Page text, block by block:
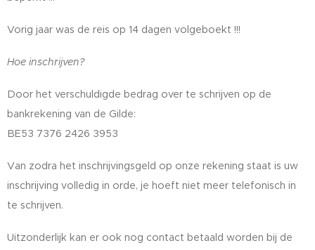
Vorig jaar was de reis op 14 dagen volgeboekt !!!
Hoe inschrijven?
Door het verschuldigde bedrag over te schrijven op de
bankrekening van de Gilde:
BE53 7376 2426 3953
Van zodra het inschrijvingsgeld op onze rekening staat is uw
inschrijving volledig in orde, je hoeft niet meer telefonisch in
te schrijven.
Uitzonderlijk kan er ook nog contact betaald worden bij de